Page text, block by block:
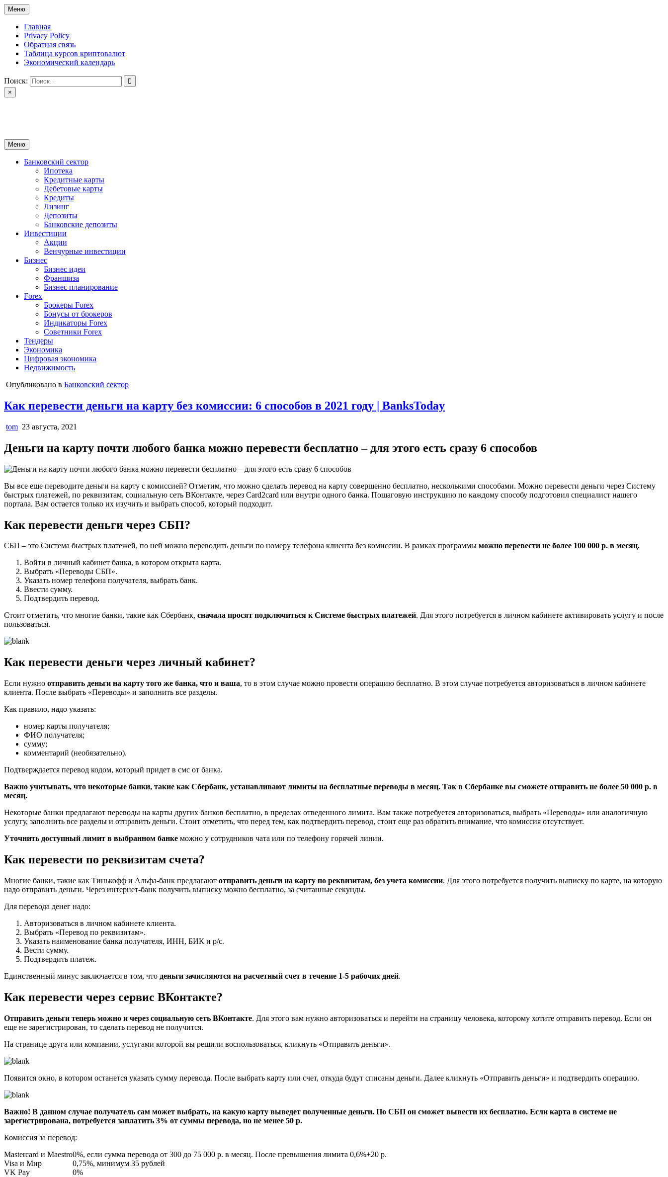
Перейти
к
содержимому
Меню
Главная
Privacy Policy
Обратная связь
Таблица курсов криптовалют
Экономический календарь
Поиск:
×
Меню
Банковский сектор
Ипотека
Кредитные карты
Дебетовые карты
Кредиты
Лизинг
Депозиты
Банковские депозиты
Инвестиции
Акции
Венчурные инвестиции
Бизнес
Бизнес идеи
Франшиза
Бизнес планирование
Forex
Брокеры Forex
Бонусы от брокеров
Индикаторы Forex
Советники Forex
Тендеры
Экономика
Цифровая экономика
Недвижимость
Опубликовано в Банковский сектор
Как перевести деньги на карту без комиссии: 6 способов в 2021 году | BanksToday
tom 23 августа, 2021
Деньги на карту почти любого банка можно перевести бесплатно – для этого есть сразу 6 способов
Вы все еще переводите деньги на карту с комиссией? Отметим, что можно сделать перевод на карту совершенно бесплатно, несколькими способами. Можно перевести деньги через Систему
быстрых платежей, по реквизитам, социальную сеть ВКонтакте, через Card2card или внутри одного банка. Пошаговую инструкцию по каждому способу подготовил специалист нашего
портала. Вам остается только их изучить и выбрать способ, который подходит.
Как перевести деньги через СБП?
СБП – это Система быстрых платежей, по ней можно переводить деньги по номеру телефона клиента без комиссии. В рамках программы можно перевести не более 100 000 р. в месяц.
Войти в личный кабинет банка, в котором открыта карта.
Выбрать «Переводы СБП».
Указать номер телефона получателя, выбрать банк.
Ввести сумму.
Подтвердить перевод.
Стоит отметить, что многие банки, такие как Сбербанк, сначала просят подключиться к Системе быстрых платежей. Для этого потребуется в личном кабинете активировать услугу и после
пользоваться.
Как перевести деньги через личный кабинет?
Если нужно отправить деньги на карту того же банка, что и ваша, то в этом случае можно провести операцию бесплатно. В этом случае потребуется авторизоваться в личном кабинете
клиента. После выбрать «Переводы» и заполнить все разделы.
Как правило, надо указать:
номер карты получателя;
ФИО получателя;
сумму;
комментарий (необязательно).
Подтверждается перевод кодом, который придет в смс от банка.
Важно учитывать, что некоторые банки, такие как Сбербанк, устанавливают лимиты на бесплатные переводы в месяц. Так в Сбербанке вы сможете отправить не более 50 000 р. в
месяц.
Некоторые банки предлагают переводы на карты других банков бесплатно, в пределах отведенного лимита. Вам также потребуется авторизоваться, выбрать «Переводы» или аналогичную
услугу, заполнить все разделы и отправить деньги. Стоит отметить, что перед тем, как подтвердить перевод, стоит еще раз обратить внимание, что комиссия отсутствует.
Уточнить доступный лимит в выбранном банке можно у сотрудников чата или по телефону горячей линии.
Как перевести по реквизитам счета?
Многие банки, такие как Тинькофф и Альфа-банк предлагают отправить деньги на карту по реквизитам, без учета комиссии. Для этого потребуется получить выписку по карте, на которую
надо отправить деньги. Через интернет-банк получить выписку можно бесплатно, за считанные секунды.
Для перевода денег надо:
Авторизоваться в личном кабинете клиента.
Выбрать «Перевод по реквизитам».
Указать наименование банка получателя, ИНН, БИК и р/с.
Вести сумму.
Подтвердить платеж.
Единственный минус заключается в том, что деньги зачисляются на расчетный счет в течение 1-5 рабочих дней.
Как перевести через сервис ВКонтакте?
Отправить деньги теперь можно и через социальную сеть ВКонтакте. Для этого вам нужно авторизоваться и перейти на страницу человека, которому хотите отправить перевод. Если он
еще не зарегистрирован, то сделать перевод не получится.
На странице друга или компании, услугами которой вы решили воспользоваться, кликнуть «Отправить деньги».
Появится окно, в котором останется указать сумму перевода. После выбрать карту или счет, откуда будут списаны деньги. Далее кликнуть «Отправить деньги» и подтвердить операцию.
Важно! В данном случае получатель сам может выбрать, на какую карту выведет полученные деньги. По СБП он сможет вывести их бесплатно. Если карта в системе не
зарегистрирована, потребуется заплатить 3% от суммы перевода, но не менее 50 р.
Комиссия за перевод:
Mastercard и Maestro0%, если сумма перевода от 300 до 75 000 р. в месяц. После превышения лимита 0,6%+20 р.
Visa и Мир
0,75%, минимум 35 рублей
VK Pay
0%